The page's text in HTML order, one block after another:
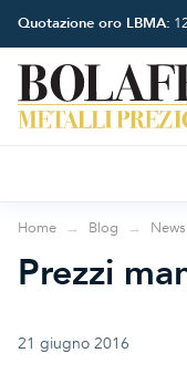
Quotazione oro LBMA:
Home Blog News
Prezzi
21 giugno 2016